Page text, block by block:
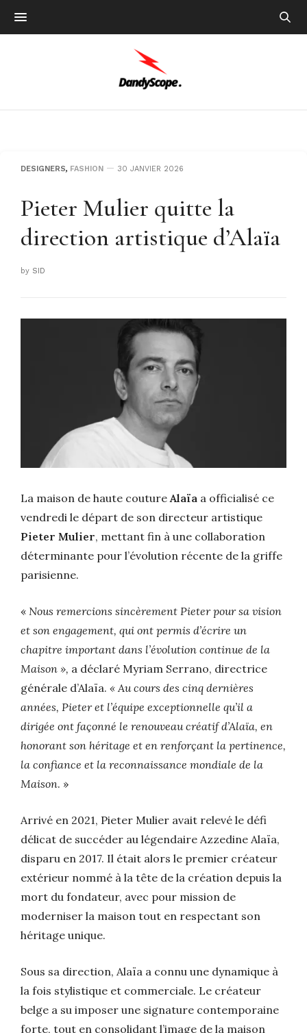
DESIGNERS, FASHION 30 JANVIER 2026
Pieter Mulier quitte la
direction artistique d’Alaïa
by SID
La maison de haute coutureAlaïa a officialisé ce
vendredi le départ de son directeur artistique
Pieter Mulier, mettant fin à une collaboration
déterminante pour l’évolution récente de la griffe
parisienne.
« Nous remercions sincèrement Pieter pour sa vision
et son engagement, qui ont permis d’écrire un
chapitre important dans l’évolution continue de la
Maison », a déclaré Myriam Serrano, directrice
générale d’Alaïa. « Au cours des cinq dernières
années, Pieter et l’équipe exceptionnelle qu’il a
dirigée ont façonné le renouveau créatif d’Alaïa, en
honorant son héritage et en renforçant la pertinence,
la confiance et la reconnaissance mondiale de la
Maison. »
Arrivé en 2021, Pieter Mulier avait relevé le défi
délicat de succéder au légendaire Azzedine Alaïa,
disparu en 2017. Il était alors le premier créateur
extérieur nommé à la tête de la création depuis la
mort du fondateur, avec pour mission de
moderniser la maison tout en respectant son
héritage unique.
Sous sa direction, Alaïa a connu une dynamique à
la fois stylistique et commerciale. Le créateur
belge a su imposer une signature contemporaine
forte, tout en consolidant l’image de la maison